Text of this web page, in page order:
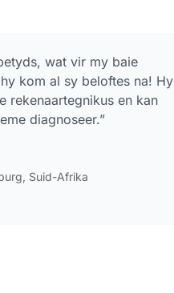
wat vir my baie
kom al sy beloftes na! Hy
rekenaartegnikus en kan
diagnoseer.”
Suid-Afrika